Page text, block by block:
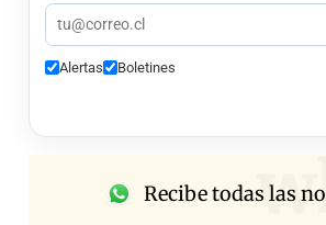
Alertas Boletines
Recibe todas las